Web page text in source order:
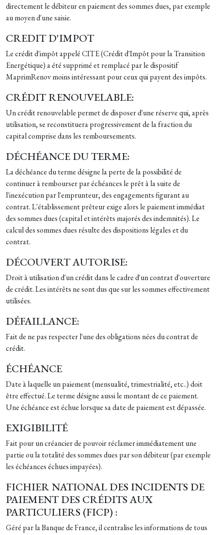
directement le débiteur en paiement des sommes dues, par exemple
au moyen d'une saisie.
CREDIT D'IMPOT
Le crédit d'impôt appelé CITE (Crédit d'Impôt pour la Transition
Energétique) a été supprimé et remplacé par le dispositif
MaprimRenov moins intéressant pour ceux qui payent des impôts.
CRÉDIT RENOUVELABLE:
Un crédit renouvelable permet de disposer d'une réserve qui, après
utilisation, se reconstituera progressivement de la fraction du
capital comprise dans les remboursements.
DÉCHÉANCE DU TERME:
La déchéance du terme désigne la perte de la possibilité de
continuer à rembourser par échéances le prêt à la suite de
l'inexécution par l'emprunteur, des engagements figurant au
contrat. L'établissement prêteur exige alors le paiement immédiat
des sommes dues (capital et intérêts majorés des indemnités). Le
calcul des sommes dues résulte des dispositions légales et du
contrat.
DÉCOUVERT AUTORISE:
Droit à utilisation d'un crédit dans le cadre d'un contrat d'ouverture
de crédit. Les intérêts ne sont dus que sur les sommes effectivement
utilisées.
DÉFAILLANCE:
Fait de ne pas respecter l'une des obligations nées du contrat de
crédit.
ÉCHÉANCE
Date à laquelle un paiement (mensualité, trimestrialité, etc..) doit
être effectué. Le terme désigne aussi le montant de ce paiement.
Une échéance est échue lorsque sa date de paiement est dépassée.
EXIGIBILITÉ
Fait pour un créancier de pouvoir réclamer immédiatement une
partie ou la totalité des sommes dues par son débiteur (par exemple
les échéances échues impayées).
FICHIER NATIONAL DES INCIDENTS DE
PAIEMENT DES CRÉDITS AUX
PARTICULIERS (FICP) :
Géré par la Banque de France, il centralise les informations de tous